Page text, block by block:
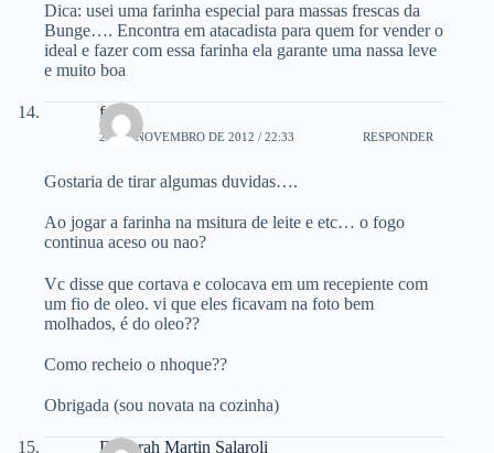
Dica: usei uma farinha especial para massas frescas da
Bunge…. Encontra em atacadista para quem for vender o
ideal e fazer com essa farinha ela garante uma nassa leve
e muito boa
friede
27 DE NOVEMBRO DE 2012 / 22:33 RESPONDER
Gostaria de tirar algumas duvidas….
Ao jogar a farinha na msitura de leite e etc… o fogo
continua aceso ou nao?
Vc disse que cortava e colocava em um recepiente com
um fio de oleo. vi que eles ficavam na foto bem
molhados, é do oleo??
Como recheio o nhoque??
Obrigada (sou novata na cozinha)
Deborah Martin Salaroli